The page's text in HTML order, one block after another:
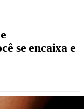
se encaixa e